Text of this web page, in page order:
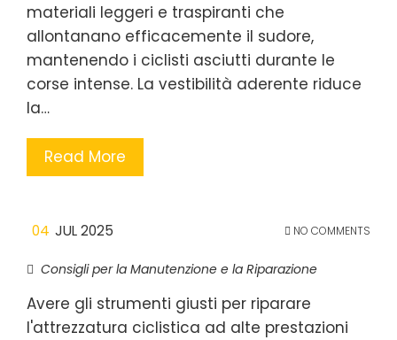
materiali leggeri e traspiranti che
allontanano efficacemente il sudore,
mantenendo i ciclisti asciutti durante le
corse intense. La vestibilità aderente riduce
la…
Read More
04 JUL 2025 NO COMMENTS
Consigli per la Manutenzione e la Riparazione
Avere gli strumenti giusti per riparare
l'attrezzatura ciclistica ad alte prestazioni